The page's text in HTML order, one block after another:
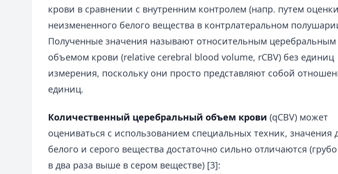
крови в сравнении с внутренним контролем (напр. путем оценки
неизмененного белого вещества в контрлатеральном
Полученные значения называют относительным церебральным
объемом крови (relative cerebral blood volume, rCBV) без единиц
измерения, поскольку они просто представляют собой
единиц.
Количественный церебральный объем крови (qCBV) может
оцениваться с использованием специальных техник, значения
белого и серого вещества достаточно сильно отличаются
в два раза выше в сером веществе) [3]: